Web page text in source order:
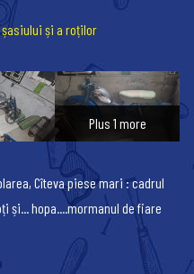
șasiului și a roților
Plus 1 more
Cîteva piese mari : cadrul
și... hopa....mormanul de fiare